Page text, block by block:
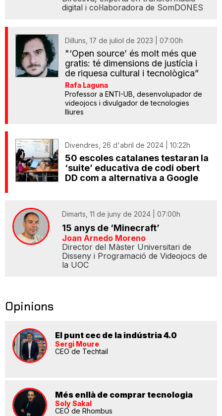
digital i col·laboradora de SomDONES
Dilluns, 17 de juliol de 2023 | 07:00h
"‘Open source’ és molt més que
gratis: té dimensions de justícia i
de riquesa cultural i tecnològica”
Rafa Laguna
Professor a ENTI-UB, desenvolupador de
videojocs i divulgador de tecnologies
lliures
Divendres, 26 d'abril de 2024 | 10:22h
50 escoles catalanes testaran la
‘suite’ educativa de codi obert
DD com a alternativa a Google
Dimarts, 11 de juny de 2024 | 07:00h
15 anys de ‘Minecraft’
Joan Arnedo Moreno
Director del Màster Universitari de
Disseny i Programació de Videojocs de
la UOC
Opinions
El punt cec de la indústria 4.0
Sergi Moure
CEO de Techtail
Més enllà de comprar tecnologia
Soly Sakal
CEO de Rhombus